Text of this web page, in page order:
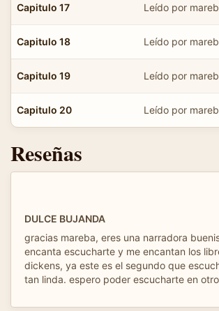
Capitulo 17 Leído por
Capitulo 18 Leído por
Capitulo 19 Leído por
Capitulo 20 Leído por
Reseñas
DULCE BUJANDA
gracias mareba, eres una narradora
encanta escucharte y me encantan los
dickens, ya este es el segundo que
tan linda. espero poder escucharte en